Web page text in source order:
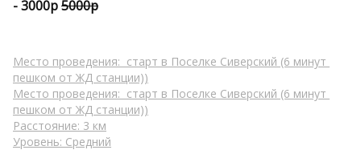
- 3000р 5000р
Место проведения:  старт в Поселке Сиверский (6 минут
пешком от ЖД станции))
Место проведения:  старт в Поселке Сиверский (6 минут
пешком от ЖД станции))
Расстояние: 3 км
Уровень: Средний